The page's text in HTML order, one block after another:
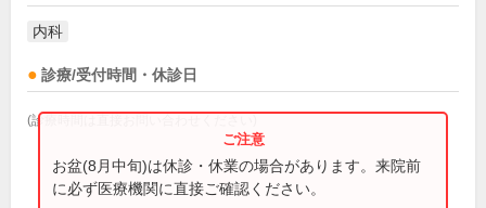
内科
診療/受付時間・休診日
(診療時間は直接お問い合わせください)
お盆(8月中旬)は休診・休業の場合があります。来院前
に必ず医療機関に直接ご確認ください。